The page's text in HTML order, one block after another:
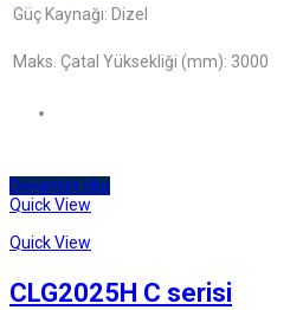
Güç Kaynağı: Dizel
Maks. Çatal Yüksekliği (mm): 3000
Devamını oku
Quick View
Quick View
CLG2025H C serisi